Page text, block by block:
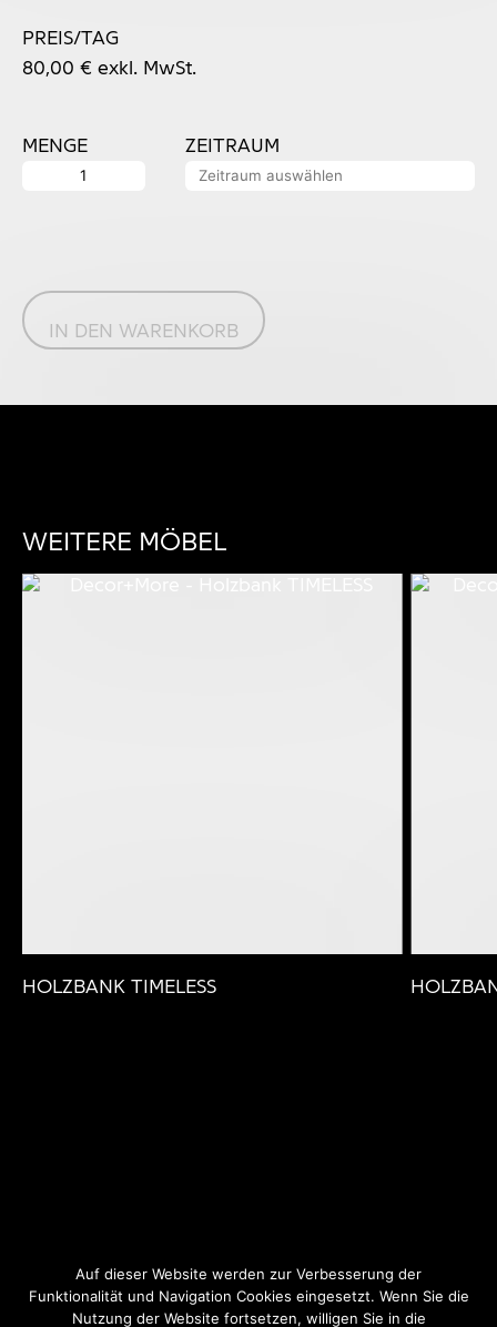
PREIS/TAG
80,00 € exkl. MwSt.
MENGE
Ledersitzbank
ZEITRAUM
IN DEN WARENKORB
WEITERE MÖBEL
HOLZBANK TIMELESS
Auf dieser Website werden zur Verbesserung der
Funktionalität und Navigation Cookies eingesetzt. Wenn Sie die
Nutzung der Website fortsetzen, willigen Sie in die